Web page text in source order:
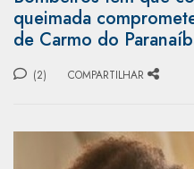
queimada
de Carmo do
(2) COMPARTILHAR